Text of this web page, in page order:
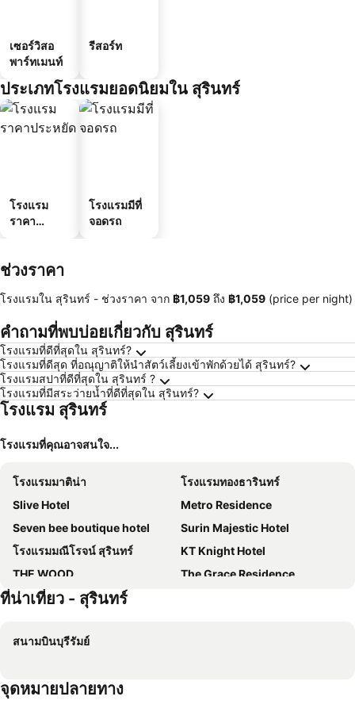
เซอร์วิสอ
พาร์ทเมนท์
รีสอร์ท
ประเภทโรงแรมยอดนิยมใน สุรินทร์
โรงแรม
ราคา
โรงแรมมีที่
จอดรถ
ช่วงราคา
โรงแรมใน สุรินทร์ - ช่วงราคา จาก ‎฿1,059 ถึง ‎฿1,059 (price per night)
คำถามที่พบบ่อยเกี่ยวกับ สุรินทร์
โรงแรมที่ดีที่สุดใน สุรินทร์?
โรงแรมที่ดีสุด ที่อณุญาติให้นำสัตว์เลี้ยงเข้าพักด้วยได้ สุรินทร์?
โรงแรมสปาที่ดีที่สุดใน สุรินทร์ ?
โรงแรมที่มีสระว่ายน้ำที่ดีที่สุดใน สุรินทร์?
โรงแรม สุรินทร์
โรงแรมที่คุณอาจสนใจ...
โรงแรมมาติน่า
โรงแรมทองธารินทร์
Slive Hotel
Metro Residence
Seven bee boutique hotel
Surin Majestic Hotel
โรงแรมมณีโรจน์ สุรินทร์
KT Knight Hotel
THE WOOD
The Grace Residence
One Fu Hotel
Sorin hotel
Tk Mansion Surin
ที่น่าเที่ยว - สุรินทร์
สนามบินบุรีรัมย์
จุดหมายปลายทาง